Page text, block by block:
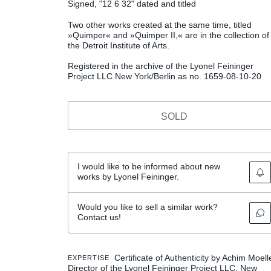
Signed, "12 6 32" dated and titled
Two other works created at the same time, titled
»Quimper« and »Quimper II,« are in the collection of
the Detroit Institute of Arts.
Registered in the archive of the Lyonel Feininger
Project LLC New York/Berlin as no. 1659-08-10-20
SOLD
I would like to be informed about new
works by Lyonel Feininger.
Would you like to sell a similar work?
Contact us!
EXPERTISE
Certificate of Authenticity by Achim
Director of the Lyonel Feininger Project LLC, New